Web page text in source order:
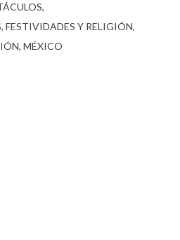
FESTIVIDADES Y RELIGIÓN
MÉXICO